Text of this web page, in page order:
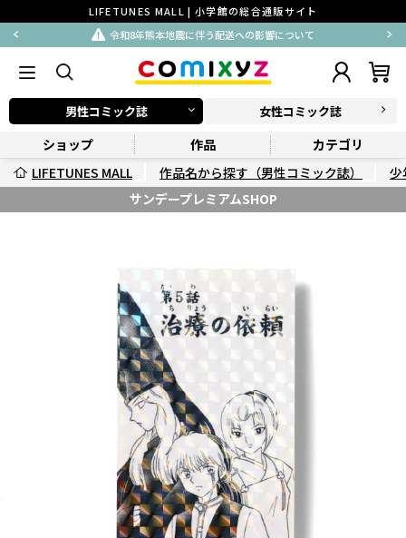
LIFETUNES MALL | 小学館の総合通販サイト
令和8年熊本地震に伴う配送への影響について
男性コミック誌 女性コミック誌
ショップ 作品
カテゴリ
LIFETUNES MALL
作品名から探す（男性コミック誌）
少
サンデープレミアムSHOP